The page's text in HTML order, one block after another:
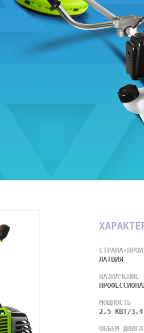
СТРАНА-
ЛАТВИЯ
НАЗНАЧЕНИЕ
МОЩНОСТЬ
2,5 КВТ/
ОБЪЕМ